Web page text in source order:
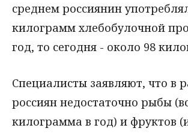
среднем россиянин
килограмм хлебобулочной
год, то сегодня - около 98
Специалисты заявляют, что в
россиян недостаточно рыбы
килограмма в год) и фруктов